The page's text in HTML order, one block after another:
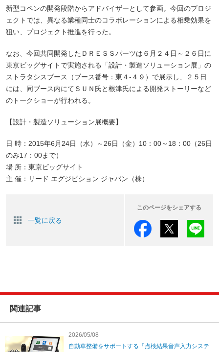
新型コペンの開発段階からアドバイザーとして参画。今回のプロジ
ェクトでは、異なる業種同士のコラボレーションによる相乗効果を
狙い、プロジェクト推進を行った。
なお、今回共同開発したＤＲＥＳＳパーツは６月２４日～２６日に
東京ビッグサイトで実施される「設計・製造ソリューション展」の
ストラタシスブース（ブース番号：東４-４９）で展示し、２５日
には、同ブース内にてＳＵＮ氏と根津氏による開発ストーリーなど
のトークショーが行われる。
【設計・製造ソリューション展概要】
日 時：2015年6月24日（水）～26日（金）10：00～18：00（26日
のみ17：00まで）
場 所：東京ビッグサイト
主 催：リード エグジビション ジャパン（株）
一覧に戻る
このページをシェアする
関連記事
2026/05/08
自動車整備をサポートする「点検結果音声入力システ